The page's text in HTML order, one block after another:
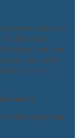
onvoorspelbaar en
de cijfers écht
nodigen u uit voor
uw organisatie
helpen om het
teams.
de eerste stap naar